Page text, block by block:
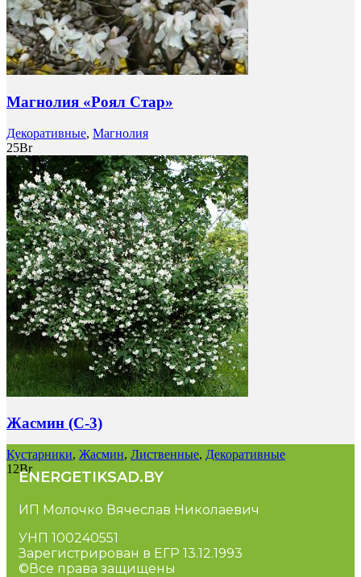
Магнолия «Роял Стар»
Декоративные, Магнолия
25Br
Жасмин (C-3)
Кустарники, Жасмин, Лиственные, Декоративные
12Br
ENERGETIKSAD.BY
ИП Молочко Вячеслав Николаевич
УНП 100240551
Зарегистрирован в ЕГР 13.12.1993
©Все права защищены